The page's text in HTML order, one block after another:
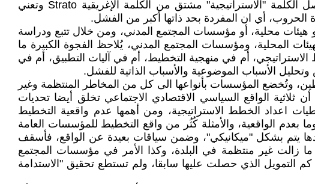
واضحة ورسالة وأهداف محددة، وما يتبعها من سياسات وإجراءات، وموازنات، ونظام متابعة وتقييم. وحتى أصل الكلمة "الاستراتيجية" مشتق من الكلمة الإغريقية Strato وتعني
محلية، أو مؤسسات المجتمع المدني، ومن خلال تتبع ودراسة
المحلية، ومؤسسات المجتمع المدني، يُلاحظ الفجوة الكبيرة ما
أم في منهجية التخطيط، أم في آليات التطبيق، أم في
الأسباب الموضوعية والأسباب الذاتية للفشل.
وتُخضع المؤسسات بأنواعها الى كل من المخاطر المنتظمة وغير
ثلاثية الواقع السياسي الاقتصادي الاجتماعي تخلق أيضا تحديات
اعداد الخطط الاستراتيجية، ومن أهمها عدم واقعية التخطيط
بعدم الواقعية، والأمثلة كُثُر من واقع التخطيط للمؤسسات العامة
يتم بشكل "ميكانيكي"، وضمن سياقات بعيدة عن الواقع، فأسقف
ما زالت غير منتظمة في البلدة، وكذا الأمر في مؤسسات المجتمع
كم التمويل الذي حصلت عليها سابقا، ولم تستطع تحقيق "الاستدامة